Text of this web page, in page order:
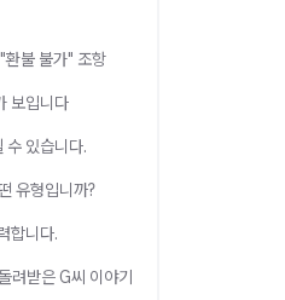
환불 불가" 조항
보입니다
수 있습니다.
유형입니까?
합니다.
려받은 G씨 이야기